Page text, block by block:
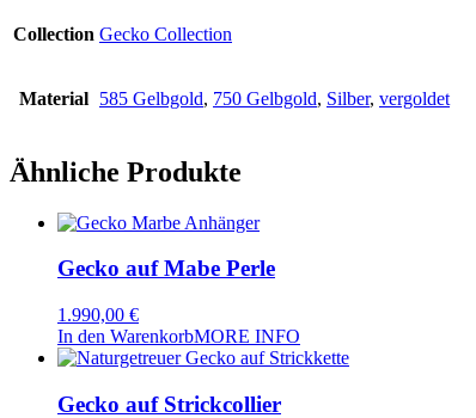
Collection Gecko Collection
Material 585 Gelbgold, 750 Gelbgold, Silber, vergoldet
Ähnliche Produkte
Gecko auf Mabe Perle
1.990,00 €
In den WarenkorbMORE INFO
Gecko auf Strickcollier